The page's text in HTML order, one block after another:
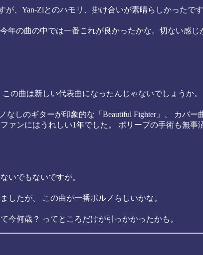
、Yan-Ziとのハモリ、掛け合いが素晴らしかったで
年の曲の中では一番これが良かったかな。切ない感じ
の曲は新しい代表曲になったんじゃないでしょうか。
なしのギターが印象的な「Beautiful Fighter」、 カバ
ァンにはうれしい1年でした。 ポリープの手術も無事
いでもないですが。
したが、 この曲が一番ポルノらしいかな。
今何歳？ ってところだけが引っかかったかも。